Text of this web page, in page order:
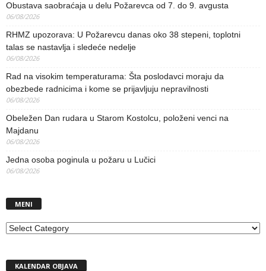
Obustava saobraćaja u delu Požarevca od 7. do 9. avgusta
06/08/2026
RHMZ upozorava: U Požarevcu danas oko 38 stepeni, toplotni
talas se nastavlja i sledeće nedelje
06/08/2026
Rad na visokim temperaturama: Šta poslodavci moraju da
obezbede radnicima i kome se prijavljuju nepravilnosti
06/08/2026
Obeležen Dan rudara u Starom Kostolcu, položeni venci na
Majdanu
06/08/2026
Jedna osoba poginula u požaru u Lučici
06/08/2026
MENI
MENI
KALENDAR OBJAVA